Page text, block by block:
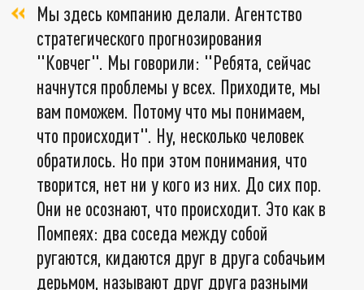
Мы здесь компанию делали. Агентство
стратегического прогнозирования
"Ковчег". Мы говорили: "Ребята, сейчас
начнутся проблемы у всех. Приходите, мы
вам поможем. Потому что мы понимаем,
что происходит". Ну, несколько человек
обратилось. Но при этом понимания, что
творится, нет ни у кого из них. До сих пор.
Они не осознают, что происходит. Это как в
Помпеях: два соседа между собой
ругаются, кидаются друг в друга собачьим
дерьмом, называют друг друга разными